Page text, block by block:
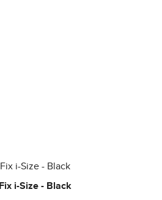
i-Size - Black